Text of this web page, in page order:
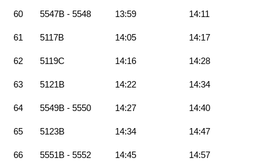
60 5547B - 5548 13:59 14:11
61 5117B 14:05 14:17
62 5119C 14:16 14:28
63 5121B 14:22 14:34
64 5549B - 5550 14:27 14:40
65 5123B 14:34 14:47
66 5551B - 5552 14:45 14:57